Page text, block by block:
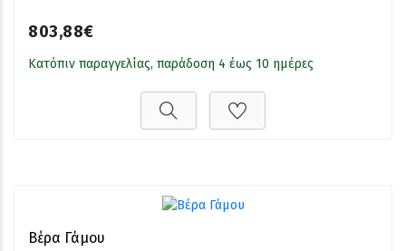
803,88€
Κατόπιν παραγγελίας, παράδοση 4 έως 10 ημέρες
Βέρα Γάμου